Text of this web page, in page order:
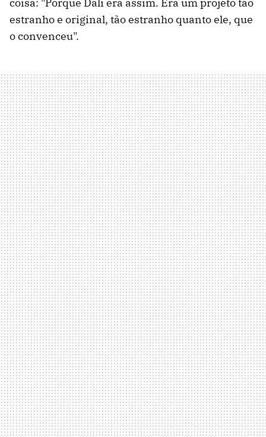
coisa: "Porque Dalí era assim. Era um projeto tão
estranho e original, tão estranho quanto ele, que
o convenceu".